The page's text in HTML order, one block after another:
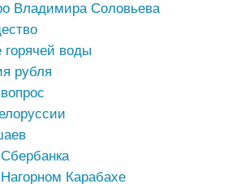
Владимира Соловьева
воды
рубля
Карабахе